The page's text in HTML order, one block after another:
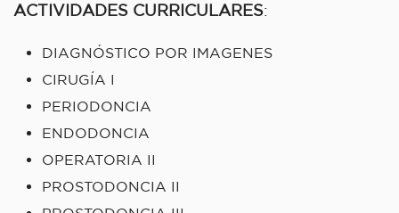
ACTIVIDADES CURRICULARES:
DIAGNÓSTICO POR IMAGENES
CIRUGÍA I
PERIODONCIA
ENDODONCIA
OPERATORIA II
PROSTODONCIA II